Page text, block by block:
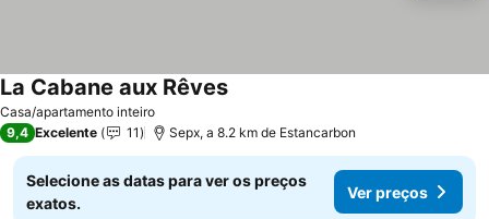
Casa/apartamento inteiro
La Cabane aux Rêves
9,4 Excelente 11 Sepx, a 8.2 km de Estancarbon
Selecione as datas para ver os preços
exatos.
Ver preços